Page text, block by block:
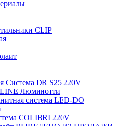
CLIP
Система DR S25 220V
Люминотти
система LED-DO
COLIBRI 220V